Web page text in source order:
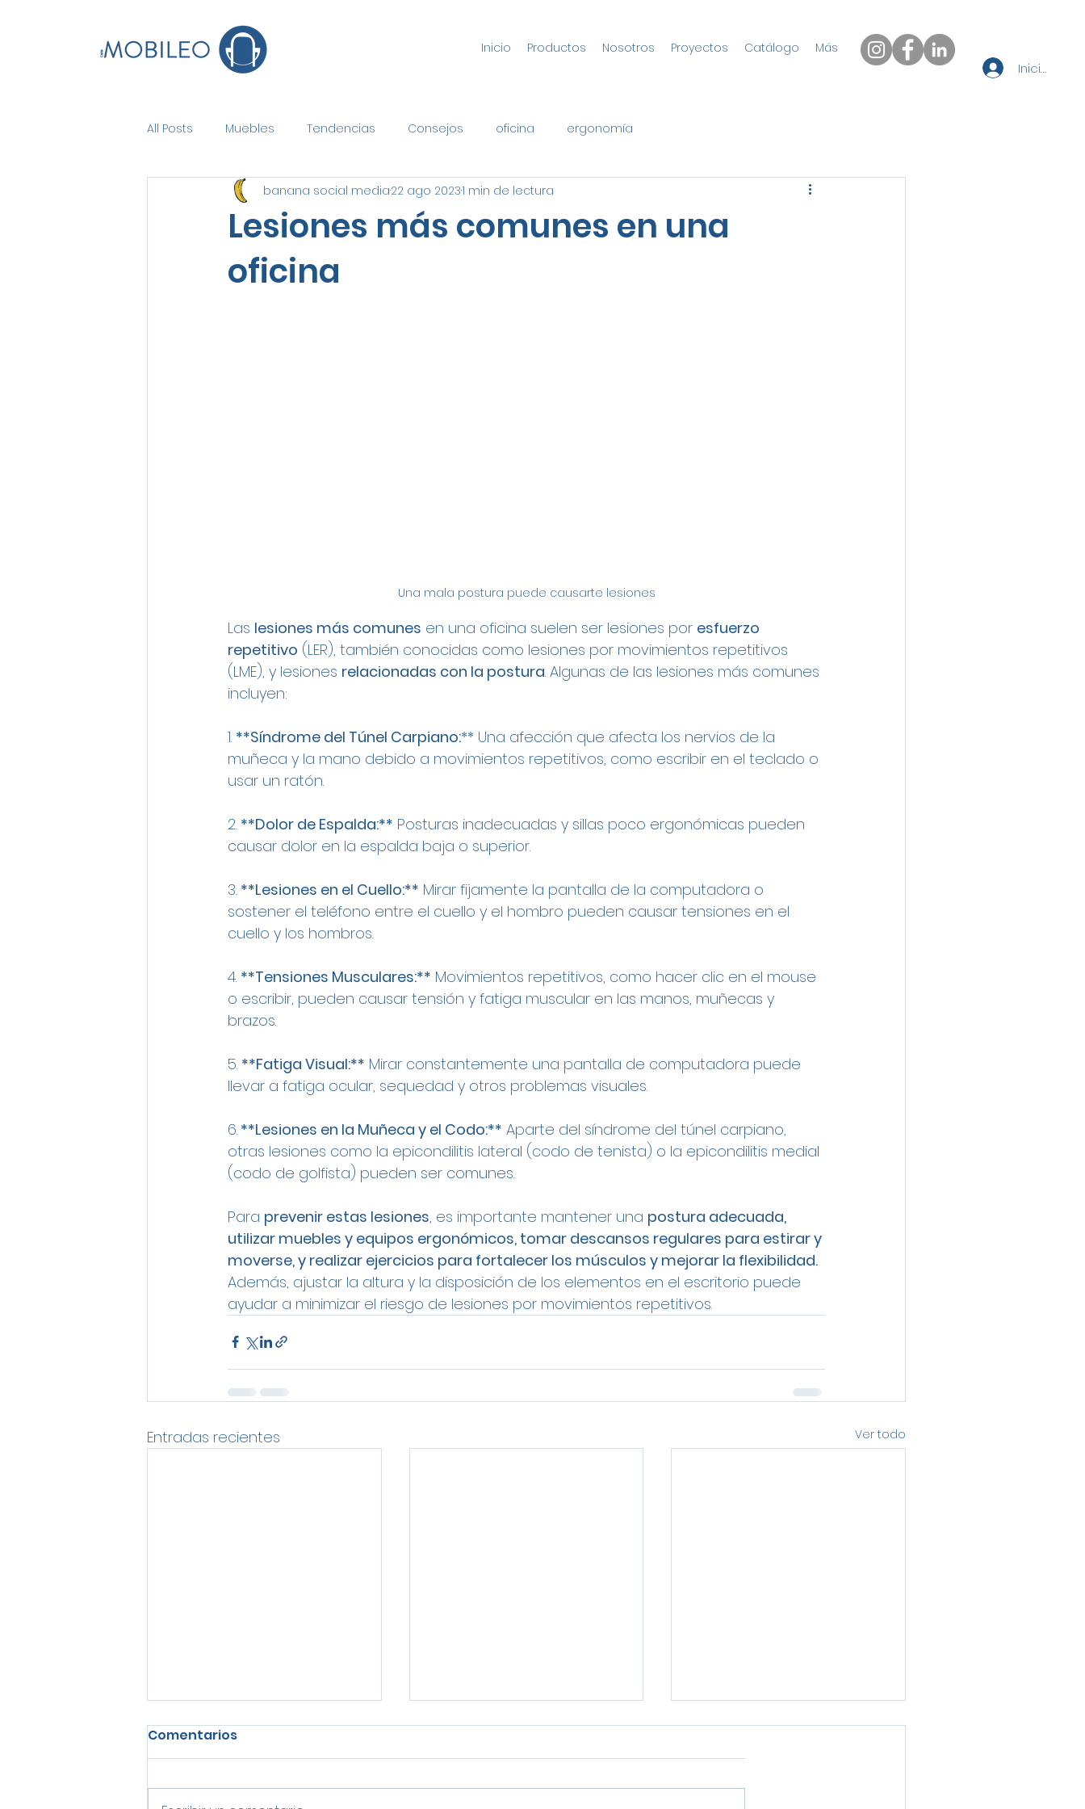
Inicio Productos Nosotros Proyectos Catálogo Más
Iniciar
All Posts Muebles Tendencias Consejos oficina ergonomía
Lesiones más comunes en una
oficina
banana social media22 ago 20231 min de lectura
Una mala postura puede causarte lesiones
Las lesiones más comunes en una oficina suelen ser lesiones por esfuerzo
repetitivo (LER), también conocidas como lesiones por movimientos repetitivos
(LME), y lesiones relacionadas con la postura. Algunas de las lesiones más comunes
incluyen:
1. **Síndrome del Túnel Carpiano:** Una afección que afecta los nervios de la
muñeca y la mano debido a movimientos repetitivos, como escribir en el teclado o
usar un ratón.
2. **Dolor de Espalda:** Posturas inadecuadas y sillas poco ergonómicas pueden
causar dolor en la espalda baja o superior.
3. **Lesiones en el Cuello:** Mirar fijamente la pantalla de la computadora o
sostener el teléfono entre el cuello y el hombro pueden causar tensiones en el
cuello y los hombros.
4. **Tensiones Musculares:** Movimientos repetitivos, como hacer clic en el mouse
o escribir, pueden causar tensión y fatiga muscular en las manos, muñecas y
brazos.
5. **Fatiga Visual:** Mirar constantemente una pantalla de computadora puede
llevar a fatiga ocular, sequedad y otros problemas visuales.
6. **Lesiones en la Muñeca y el Codo:** Aparte del síndrome del túnel carpiano,
otras lesiones como la epicondilitis lateral (codo de tenista) o la epicondilitis medial
(codo de golfista) pueden ser comunes.
Para prevenir estas lesiones, es importante mantener una postura adecuada,
utilizar muebles y equipos ergonómicos, tomar descansos regulares para estirar y
moverse, y realizar ejercicios para fortalecer los músculos y mejorar la flexibilidad.
Además, ajustar la altura y la disposición de los elementos en el escritorio puede
ayudar a minimizar el riesgo de lesiones por movimientos repetitivos.
Entradas recientes Ver todo
Comentarios